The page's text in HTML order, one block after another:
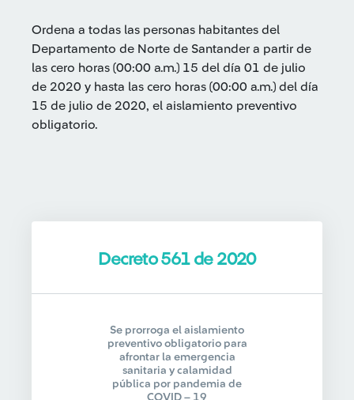
Ordena a todas las personas habitantes del
Departamento de Norte de Santander a partir de
las cero horas (00:00 a.m.) 15 del día 01 de julio
de 2020 y hasta las cero horas (00:00 a.m.) del día
15 de julio de 2020, el aislamiento preventivo
obligatorio.
Decreto 561 de 2020
Se prorroga el aislamiento
preventivo obligatorio para
afrontar la emergencia
sanitaria y calamidad
pública por pandemia de
COVID – 19